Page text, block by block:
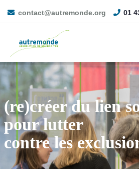
contact@autremonde.org 01
(re)créer du lien
pour lutter
contre les